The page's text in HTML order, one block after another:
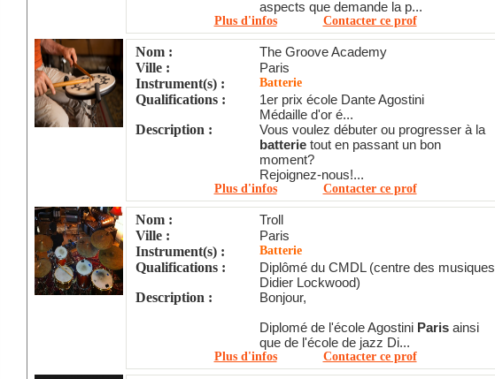
aspects que demande la p...
Plus d'infos Contacter ce prof
Nom :
The Groove Academy
Ville :
Paris
Instrument(s) :
Batterie
Qualifications :
1er prix école Dante Agostini
Médaille d'or é...
Description :
Vous voulez débuter ou progresser à la
batterie tout en passant un bon
moment?
Rejoignez-nous!...
Plus d'infos Contacter ce prof
Nom :
Troll
Ville :
Paris
Instrument(s) :
Batterie
Qualifications :
Diplômé du CMDL (centre des musiques
Didier Lockwood)
Description :
Bonjour,
Diplomé de l'école Agostini Paris ainsi
que de l'école de jazz Di...
Plus d'infos Contacter ce prof